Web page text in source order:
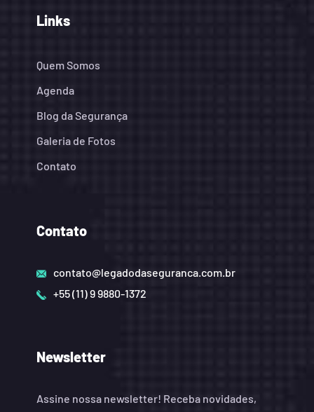
Links
Quem Somos
Agenda
Blog da Segurança
Galeria de Fotos
Contato
Contato
contato@legadodaseguranca.com.br
+55 (11) 9 9880-1372
Newsletter
Assine nossa newsletter! Receba novidades,